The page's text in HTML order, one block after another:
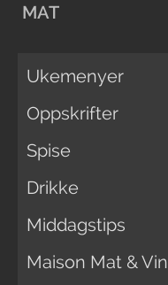
MAT
Ukemenyer
Oppskrifter
Spise
Drikke
Middagstips
Maison Mat & Vin